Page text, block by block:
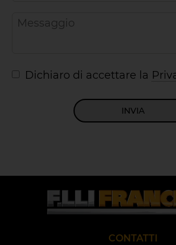
Dichiaro di accettare la
INVIA
CONTATTI